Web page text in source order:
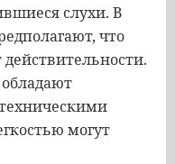
слухи. В
что
могут